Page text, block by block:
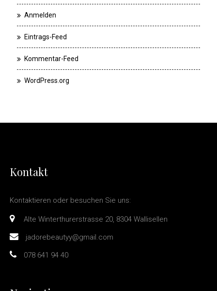
Anmelden
Eintrags-Feed
Kommentar-Feed
WordPress.org
Kontakt
Kontaktieren oder besuchen Sie uns:
Alte Winterthurerstrasse 20, 8304 Wallisellen
jadorebeautyy@gmail.com
078 641 94 40